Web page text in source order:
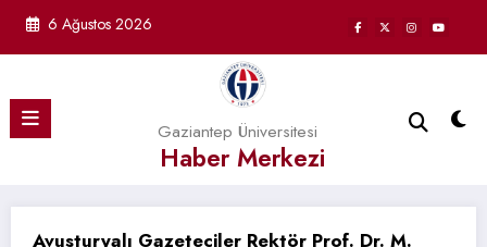
6 Ağustos 2026
Gaziantep Üniversitesi
Haber Merkezi
Avusturyalı Gazeteciler Rektör Prof. Dr. M.